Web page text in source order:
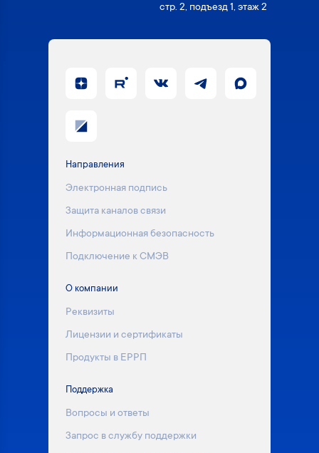
стр. 2, подъезд 1, этаж 2
Направления
Электронная подпись
Защита каналов связи
Информационная безопасность
Подключение к СМЭВ
О компании
Реквизиты
Лицензии и сертификаты
Продукты в ЕРРП
Поддержка
Вопросы и ответы
Запрос в службу поддержки